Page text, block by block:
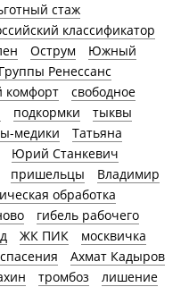
стаж
классификатор
Острум
Южный
Группы Ренессанс
комфорт
свободное
подкормки
тыквы
медики
Татьяна
Юрий Станкевич
пришельцы
Владимир
обработка
гибель рабочего
ЖК ПИК
москвичка
спасения
Ахмат Кадыров
тромбоз
лишение